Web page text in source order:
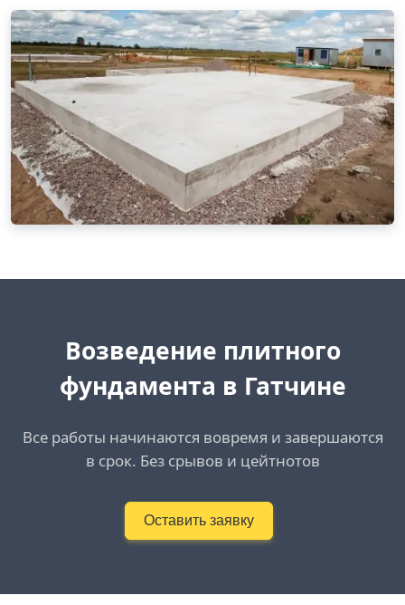
Возведение плитного
фундамента в Гатчине
Все работы начинаются вовремя и завершаются
в срок. Без срывов и цейтнотов
Оставить заявку